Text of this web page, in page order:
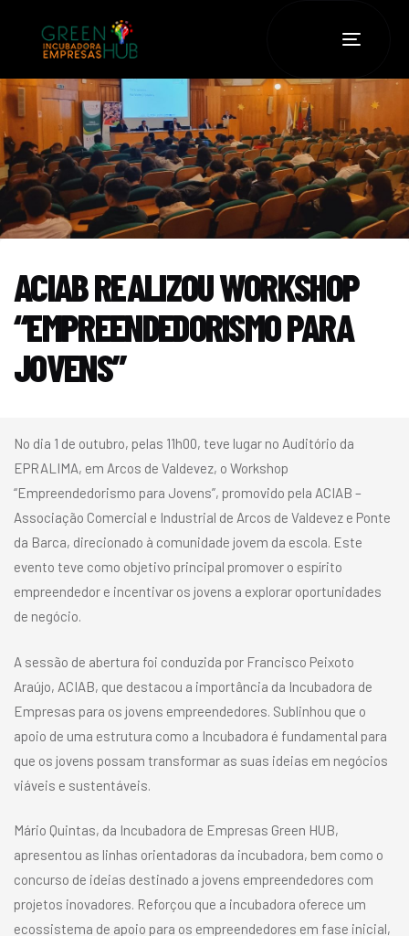
TOGGLE
ACIAB REALIZOU WORKSHOP
“EMPREENDEDORISMO PARA
JOVENS”
No dia 1 de outubro, pelas 11h00, teve lugar no Auditório da
EPRALIMA, em Arcos de Valdevez, o Workshop
“Empreendedorismo para Jovens”, promovido pela ACIAB –
Associação Comercial e Industrial de Arcos de Valdevez e Ponte
da Barca, direcionado à comunidade jovem da escola. Este
evento teve como objetivo principal promover o espírito
empreendedor e incentivar os jovens a explorar oportunidades
de negócio.
A sessão de abertura foi conduzida por Francisco Peixoto
Araújo, ACIAB, que destacou a importância da Incubadora de
Empresas para os jovens empreendedores. Sublinhou que o
apoio de uma estrutura como a Incubadora é fundamental para
que os jovens possam transformar as suas ideias em negócios
viáveis e sustentáveis.
Mário Quintas, da Incubadora de Empresas Green HUB,
apresentou as linhas orientadoras da incubadora, bem como o
concurso de ideias destinado a jovens empreendedores com
projetos inovadores. Reforçou que a incubadora oferece um
ecossistema de apoio para os empreendedores em fase inicial,